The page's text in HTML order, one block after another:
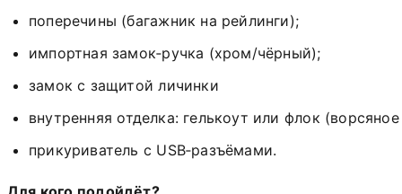
поперечины (багажник на рейлинги);
импортная замок‑ручка (хром/чёрный);
замок с защитой личинки
внутренняя отделка:гелькоут или флок (ворсяное
прикуриватель с USB‑разъёмами.